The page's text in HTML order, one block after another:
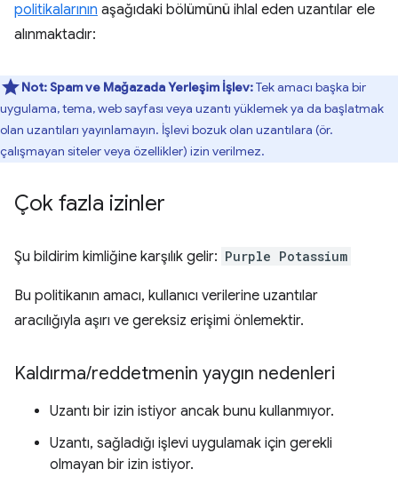
politikalarının aşağıdaki bölümünü ihlal eden uzantılar ele
alınmaktadır:
Not:Spam ve Mağazada Yerleşim İşlev:Tek amacı başka bir
uygulama, tema, web sayfası veya uzantı yüklemek ya da başlatmak
olan uzantıları yayınlamayın. İşlevi bozuk olan uzantılara (ör.
çalışmayan siteler veya özellikler) izin verilmez.
Çok fazla izinler
Şu bildirim kimliğine karşılık gelir: Purple Potassium
Bu politikanın amacı, kullanıcı verilerine uzantılar
aracılığıyla aşırı ve gereksiz erişimi önlemektir.
Kaldırma/reddetmenin yaygın nedenleri
Uzantı bir izin istiyor ancak bunu kullanmıyor.
Uzantı, sağladığı işlevi uygulamak için gerekli
olmayan bir izin istiyor.